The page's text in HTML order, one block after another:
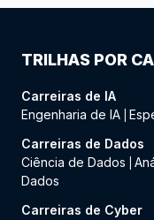
TRILHAS POR
Carreiras de IA
Engenharia de IA
Carreiras de Dados
Ciência de Dados
Dados
Carreiras de Cyber